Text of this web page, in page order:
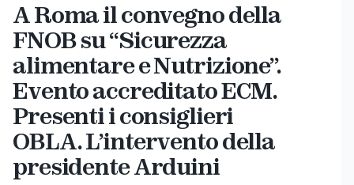
A Roma il convegno della
FNOB su “Sicurezza
alimentare e Nutrizione”.
Evento accreditato ECM.
Presenti i consiglieri
OBLA. L’intervento della
presidente Arduini